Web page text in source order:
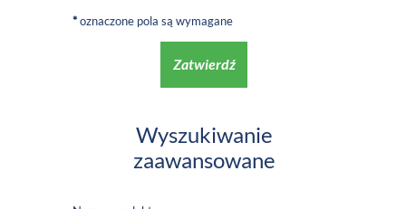
*oznaczone pola są wymagane
Zatwierdź
Wyszukiwanie
zaawansowane